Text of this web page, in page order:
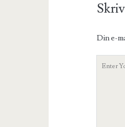
Din e-
Your